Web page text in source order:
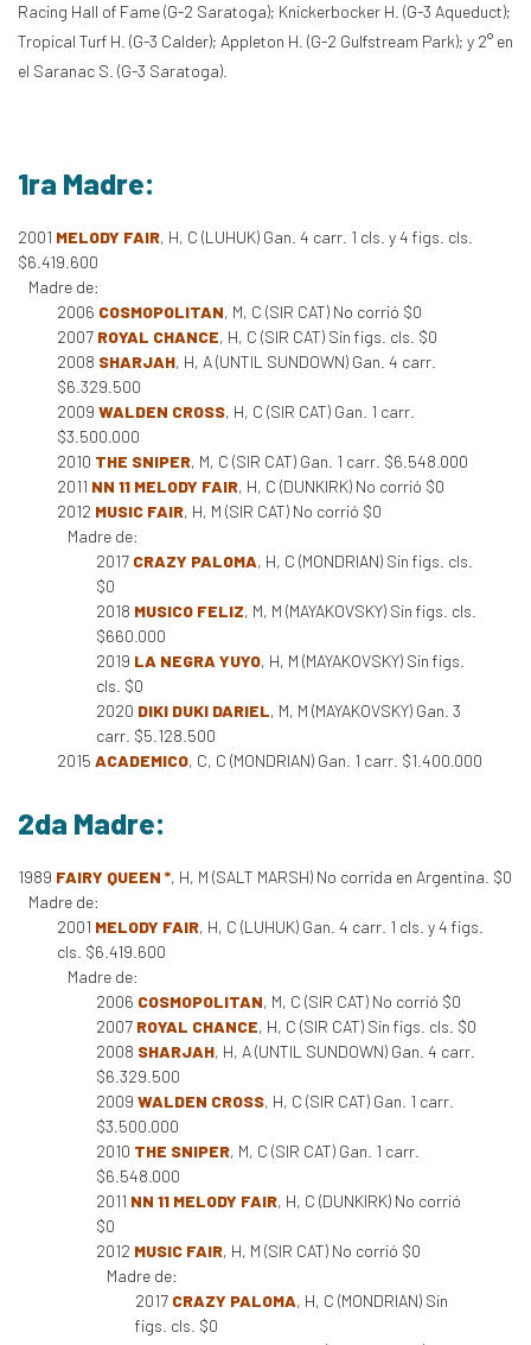
Racing Hall of Fame (G-2 Saratoga); Knickerbocker H. (G-3 Aqueduct);
Tropical Turf H. (G-3 Calder); Appleton H. (G-2 Gulfstream Park); y 2° en
el Saranac S. (G-3 Saratoga).
1ra Madre:
2001 MELODY FAIR, H, C (LUHUK) Gan. 4 carr. 1 cls. y 4 figs. cls.
$6.419.600
Madre de:
2006 COSMOPOLITAN, M, C (SIR CAT) No corrió $0
2007 ROYAL CHANCE, H, C (SIR CAT) Sin figs. cls. $0
2008 SHARJAH, H, A (UNTIL SUNDOWN) Gan. 4 carr.
$6.329.500
2009 WALDEN CROSS, H, C (SIR CAT) Gan. 1 carr.
$3.500.000
2010 THE SNIPER, M, C (SIR CAT) Gan. 1 carr. $6.548.000
2011 NN 11 MELODY FAIR, H, C (DUNKIRK) No corrió $0
2012 MUSIC FAIR, H, M (SIR CAT) No corrió $0
Madre de:
2017 CRAZY PALOMA, H, C (MONDRIAN) Sin figs. cls.
$0
2018 MUSICO FELIZ, M, M (MAYAKOVSKY) Sin figs. cls.
$660.000
2019 LA NEGRA YUYO, H, M (MAYAKOVSKY) Sin figs.
cls. $0
2020 DIKI DUKI DARIEL, M, M (MAYAKOVSKY) Gan. 3
carr. $5.128.500
2015 ACADEMICO, C, C (MONDRIAN) Gan. 1 carr. $1.400.000
2da Madre:
1989 FAIRY QUEEN *, H, M (SALT MARSH) No corrida en Argentina. $0
Madre de:
2001 MELODY FAIR, H, C (LUHUK) Gan. 4 carr. 1 cls. y 4 figs.
cls. $6.419.600
Madre de:
2006 COSMOPOLITAN, M, C (SIR CAT) No corrió $0
2007 ROYAL CHANCE, H, C (SIR CAT) Sin figs. cls. $0
2008 SHARJAH, H, A (UNTIL SUNDOWN) Gan. 4 carr.
$6.329.500
2009 WALDEN CROSS, H, C (SIR CAT) Gan. 1 carr.
$3.500.000
2010 THE SNIPER, M, C (SIR CAT) Gan. 1 carr.
$6.548.000
2011 NN 11 MELODY FAIR, H, C (DUNKIRK) No corrió
$0
2012 MUSIC FAIR, H, M (SIR CAT) No corrió $0
Madre de:
2017 CRAZY PALOMA, H, C (MONDRIAN) Sin
figs. cls. $0